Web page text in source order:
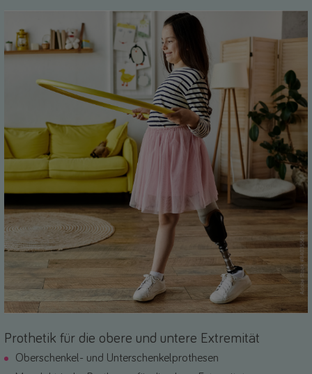
Prothetik für die obere und untere Extremität
Oberschenkel- und Unterschenkelprothesen